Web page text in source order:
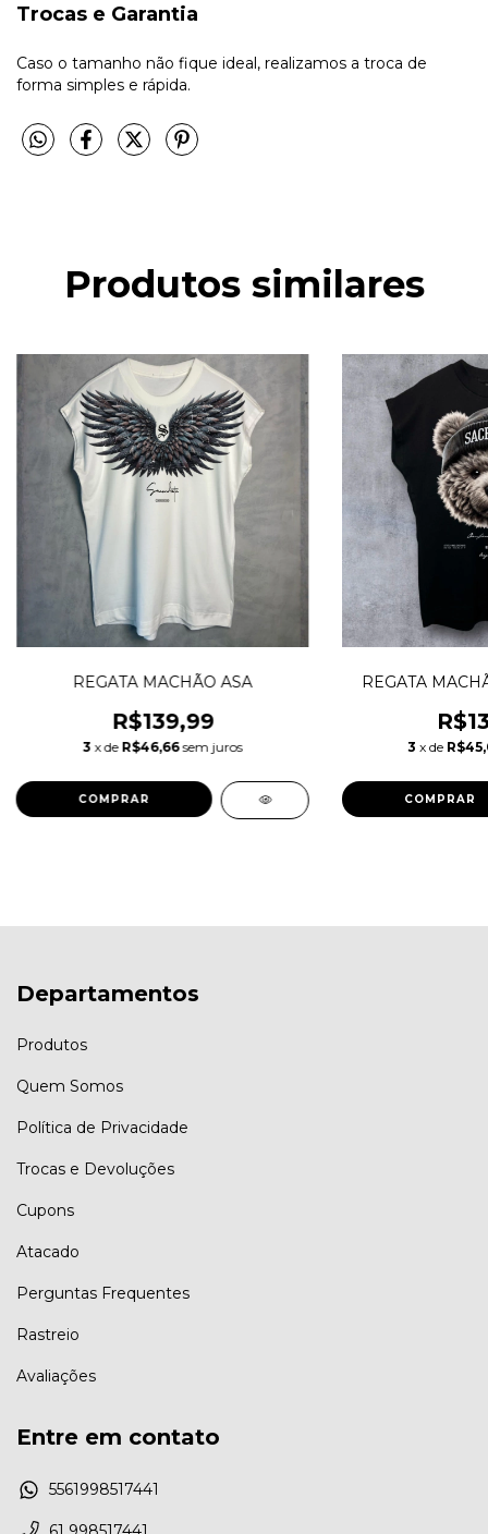
Trocas e Garantia
Caso o tamanho não fique ideal, realizamos a troca de
forma simples e rápida.
Produtos similares
REGATA MACHÃO ASA
R$139,99
3 x de R$46,66 sem juros
COMPRAR
REGATA
3 x de
COMPRAR
Departamentos
Produtos
Quem Somos
Política de Privacidade
Trocas e Devoluções
Cupons
Atacado
Perguntas Frequentes
Rastreio
Avaliações
Entre em contato
5561998517441